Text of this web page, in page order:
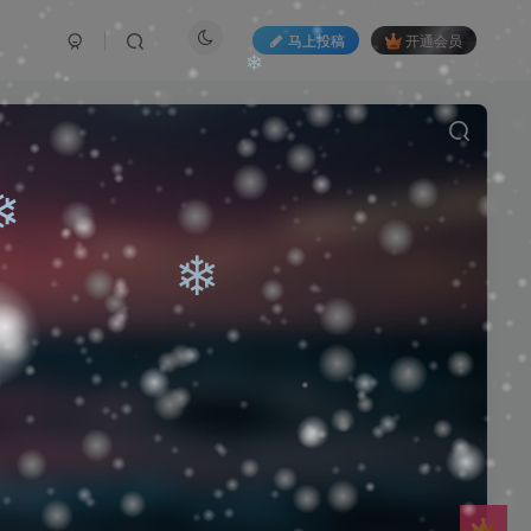
马上投稿 开通会员
❄
❄